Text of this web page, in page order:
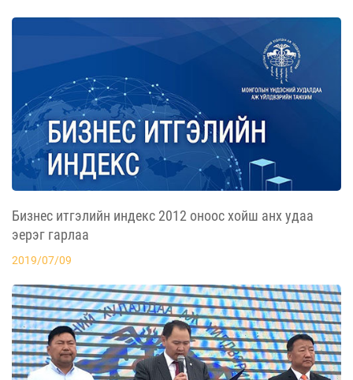
Бизнес итгэлийн индекс 2012 оноос хойш анх удаа
эерэг гарлаа
2019/07/09